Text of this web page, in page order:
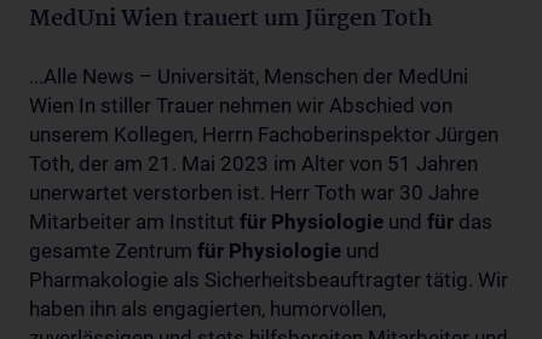
MedUni Wien trauert um Jürgen Toth
...Alle News – Universität, Menschen der MedUni
Wien In stiller Trauer nehmen wir Abschied von
unserem Kollegen, Herrn Fachoberinspektor Jürgen
Toth, der am 21. Mai 2023 im Alter von 51 Jahren
unerwartet verstorben ist. Herr Toth war 30 Jahre
Mitarbeiter am Institut für Physiologie und für das
gesamte Zentrum für Physiologie und
Pharmakologie als Sicherheitsbeauftragter tätig. Wir
haben ihn als engagierten, humorvollen,